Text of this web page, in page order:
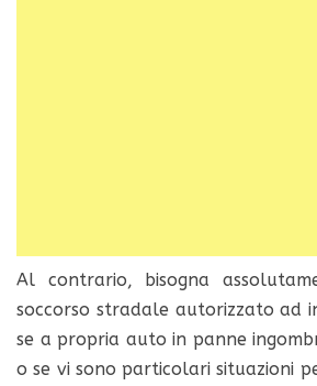
Al contrario, bisogna
soccorso stradale autorizzato ad
se a propria auto in panne
o se vi sono particolari situazioni